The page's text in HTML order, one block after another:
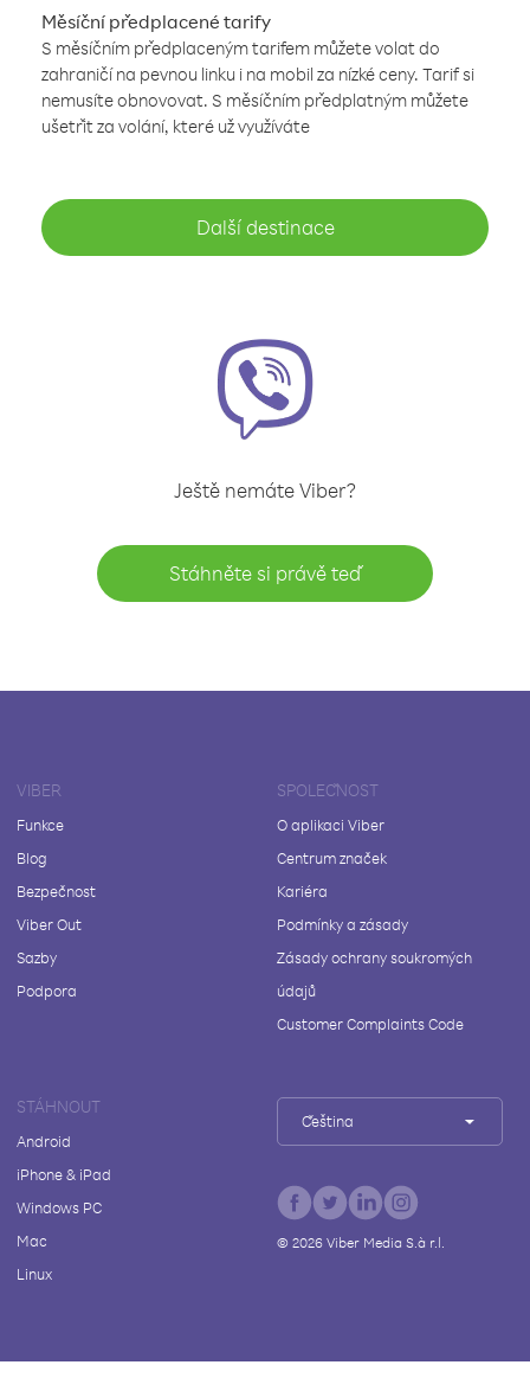
Měsíční předplacené tarify
S měsíčním předplaceným tarifem můžete volat do
zahraničí na pevnou linku i na mobil za nízké ceny. Tarif si
nemusíte obnovovat. S měsíčním předplatným můžete
ušetřit za volání, které už využíváte
Další destinace
Ještě nemáte Viber?
Stáhněte si právě teď
VIBER
Funkce
Blog
Bezpečnost
Viber Out
Sazby
Podpora
SPOLEČNOST
O aplikaci Viber
Centrum značek
Kariéra
Podmínky a zásady
Zásady ochrany soukromých
údajů
Customer Complaints Code
STÁHNOUT
Android
iPhone & iPad
Windows PC
Mac
Linux
Čeština
© 2026Viber Media S.à r.l.